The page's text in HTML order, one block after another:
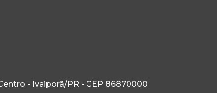
- Ivaiporã/PR - CEP 86870000